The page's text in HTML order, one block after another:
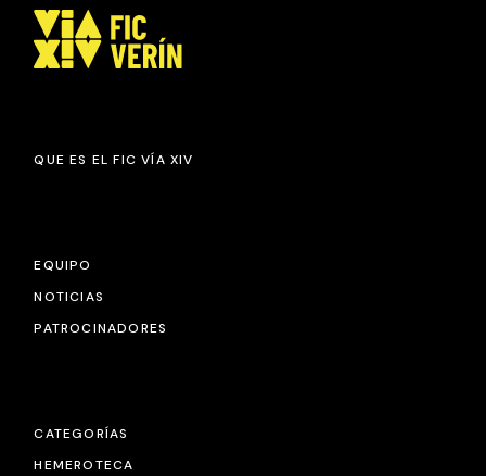
QUE ES EL FIC VÍA XIV
EQUIPO
NOTICIAS
PATROCINADORES
CATEGORÍAS
HEMEROTECA